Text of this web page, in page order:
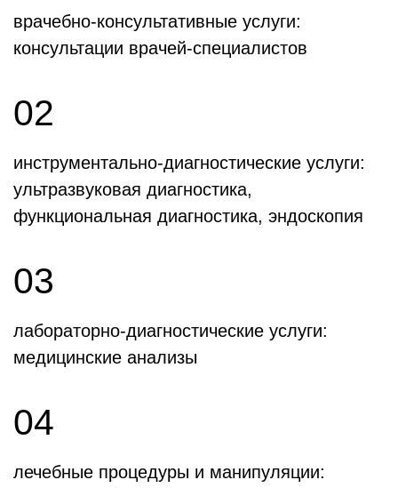
врачебно-консультативные услуги:
консультации врачей-специалистов
02
инструментально-диагностические услуги:
ультразвуковая диагностика,
функциональная диагностика, эндоскопия
03
лабораторно-диагностические услуги:
медицинские анализы
04
лечебные процедуры и манипуляции: